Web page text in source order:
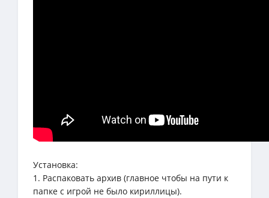
Установка:
1. Распаковать архив (главное чтобы на пути к
папке с игрой не было кириллицы).